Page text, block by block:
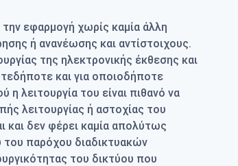
εφαρμογή χωρίς καμία άλλη
ή ανανέωσης και αντίστοιχους.
της ηλεκτρονικής έκθεσης και
και για οποιοδήποτε
λειτουργία του είναι πιθανό να
λειτουργίας ή αστοχίας του
και δεν φέρει καμία απολύτως
του παρόχου διαδικτυακών
του δικτύου που